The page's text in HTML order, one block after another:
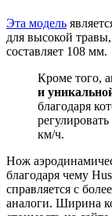
Эта модель
для высокой
составляет 108 мм.
Кроме того,
и
благодаря
км/ч.
Нож
благодаря чему
справляется с
аналоги. Ширина